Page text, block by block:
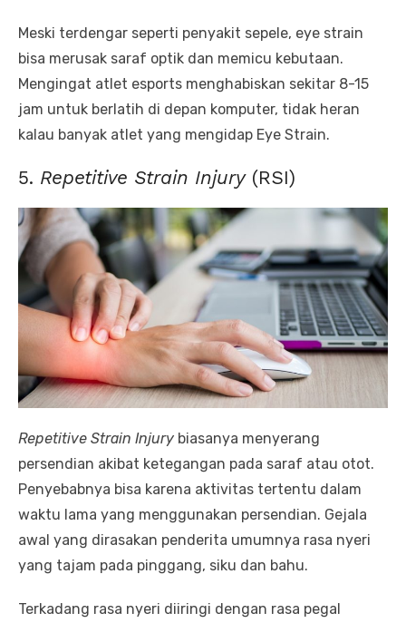
Meski terdengar seperti penyakit sepele, eye strain
bisa merusak saraf optik dan memicu kebutaan.
Mengingat atlet esports menghabiskan sekitar 8-15
jam untuk berlatih di depan komputer, tidak heran
kalau banyak atlet yang mengidap Eye Strain.
5. Repetitive Strain Injury(RSI)
Repetitive Strain Injury biasanya menyerang
persendian akibat ketegangan pada saraf atau otot.
Penyebabnya bisa karena aktivitas tertentu dalam
waktu lama yang menggunakan persendian. Gejala
awal yang dirasakan penderita umumnya rasa nyeri
yang tajam pada pinggang, siku dan bahu.
Terkadang rasa nyeri diiringi dengan rasa pegal